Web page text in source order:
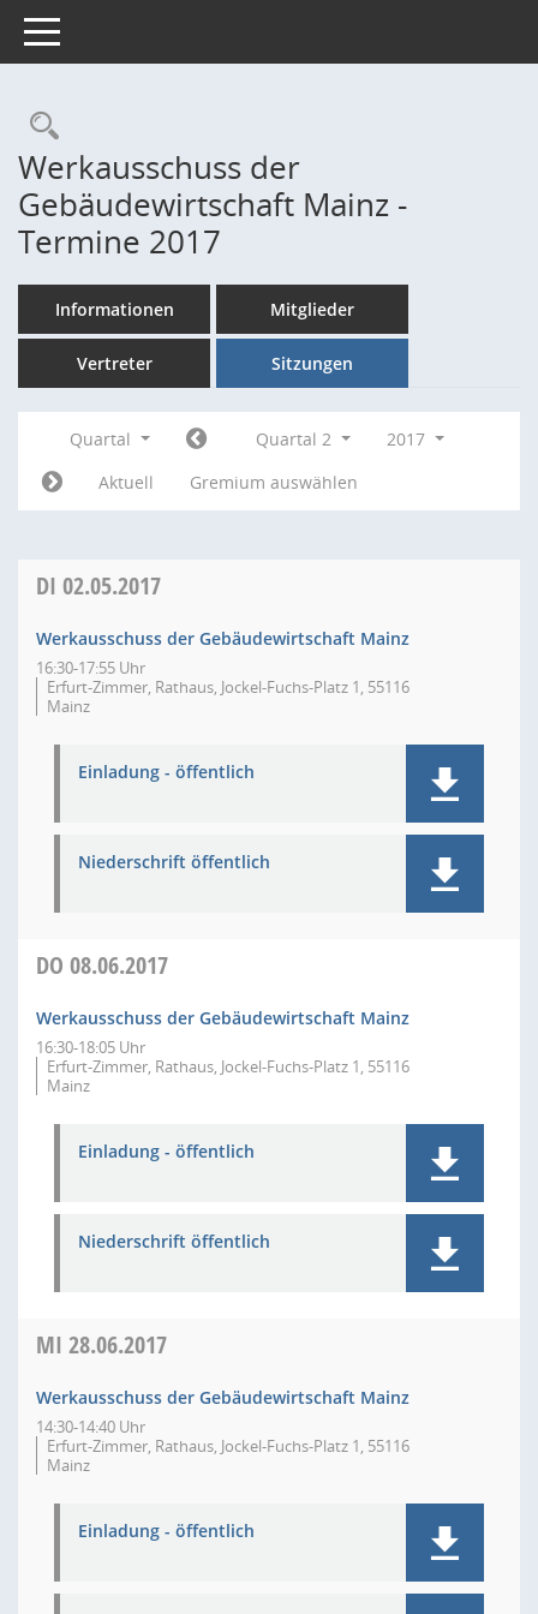
Toggle navigation
Rechercheauswahl
Werkausschuss der
Gebäudewirtschaft Mainz -
Termine 2017
Informationen Mitglieder
Vertreter Sitzungen
Quartal Quartal 2
2017
Aktuell
Gremium auswählen
DI 02.05.2017
Werkausschuss der Gebäudewirtschaft Mainz
16:30-17:55 Uhr
Erfurt-Zimmer, Rathaus, Jockel-Fuchs-Platz 1, 55116
Mainz
Einladung - öffentlich
Niederschrift öffentlich
DO 08.06.2017
Werkausschuss der Gebäudewirtschaft Mainz
16:30-18:05 Uhr
Erfurt-Zimmer, Rathaus, Jockel-Fuchs-Platz 1, 55116
Mainz
Einladung - öffentlich
Niederschrift öffentlich
MI 28.06.2017
Werkausschuss der Gebäudewirtschaft Mainz
14:30-14:40 Uhr
Erfurt-Zimmer, Rathaus, Jockel-Fuchs-Platz 1, 55116
Mainz
Einladung - öffentlich